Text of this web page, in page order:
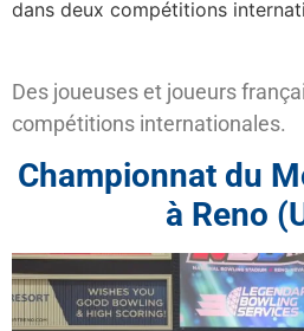
dans deux compétitions
Des joueuses et joueurs
compétitions internationales.
Championnat du
à Reno